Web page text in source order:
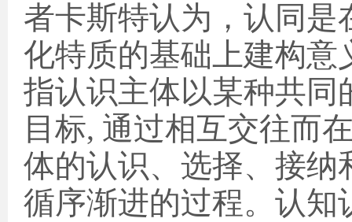
者卡斯特认为，认同
化特质的基础上建构意
指认识主体以某种共同
目标, 通过相互交往而
体的认识、选择、接纳
循序渐进的过程。认知